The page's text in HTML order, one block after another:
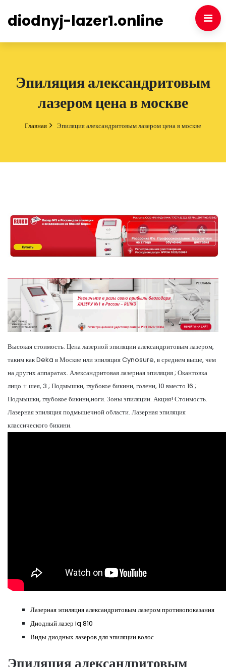
diodnyj-lazer1.online
Эпиляция александритовым
лазером цена в москве
Главная Эпиляция александритовым лазером цена в москве
Высокая стоимость. Цена лазерной эпиляции александритовым лазером,
таким как Deka в Москве или эпиляция Cynosure, в среднем выше, чем
на других аппаратах. Александритовая лазерная эпиляция ; Окантовка
лицо + шея, 3 ; Подмышки, глубокое бикини, голени, 10 вместо 16 ;
Подмышки, глубокое бикини,ноги. Зоны эпиляции. Акция! Стоимость.
Лазерная эпиляция подмышечной области. Лазерная эпиляция
классического бикини.
Лазерная эпиляция александритовым лазером противопоказания
Диодный лазер iq 810
Виды диодных лазеров для эпиляции волос
Эпиляция александритовым